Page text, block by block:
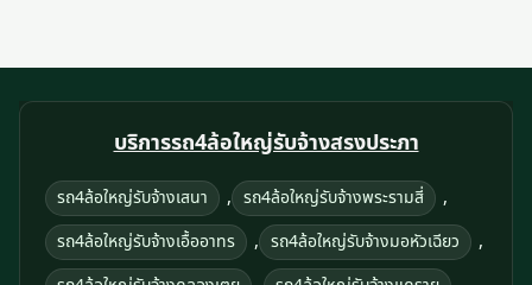
บริการรถ4ล้อใหญ่รับจ้างสรงประภา
รถ4ล้อใหญ่รับจ้างเสนา , รถ4ล้อใหญ่รับจ้างพระรามสี่ ,
รถ4ล้อใหญ่รับจ้างเอื้ออาทร , รถ4ล้อใหญ่รับจ้างมอหัวเฉียว ,